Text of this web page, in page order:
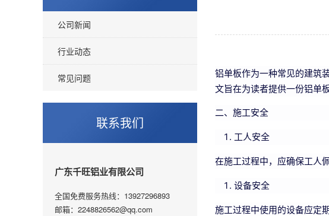
公司新闻
行业动态
常见问题
联系我们
广东千旺铝业有限公司
全国免费服务热线：13927296893
邮箱：2248826562@qq.com
铝单板作为一种常见的建筑
文旨在为读者提供一份铝单
二、施工安全
工人安全
在施工过程中，应确保工人
设备安全
施工过程中使用的设备应定